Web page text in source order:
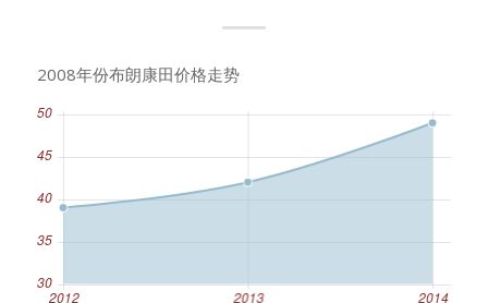
2008年份布朗康田价格走势